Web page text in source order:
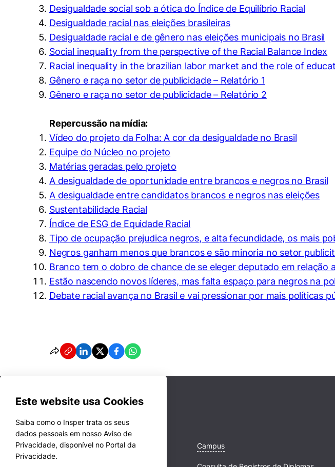
Desigualdade social sob a ótica do Índice de Equilíbrio Racial
Desigualdade racial nas eleições brasileiras
Desigualdade racial e de gênero nas eleições municipais no Brasil
Social inequality from the perspective of the Racial Balance Index
Racial inequality in the brazilian labor market and the role of
Gênero e raça no setor de publicidade – Relatório 1
Gênero e raça no setor de publicidade – Relatório 2
Repercussão na mídia:
Vídeo do projeto da Folha: A cor da desigualdade no Brasil
Equipe do Núcleo no projeto
Matérias geradas pelo projeto
A desigualdade de oportunidade entre brancos e negros no Brasil
A desigualdade entre candidatos brancos e negros nas eleições
Sustentabilidade Racial
Índice de ESG de Equidade Racial
Tipo de ocupação prejudica negros, e alta fecundidade, os mais
Negros ganham menos que brancos e são minoria no setor
Branco tem o dobro de chance de se eleger deputado em relação
Estão nascendo novos líderes, mas falta espaço para negros na
Debate racial avança no Brasil e vai pressionar por mais políticas
Este website usa Cookies
Saiba como o Insper trata os seus
dados pessoais em nosso Aviso de
Privacidade, disponível no Portal da
Privacidade.
Cookies de preferências de usuário
Cursos Campus